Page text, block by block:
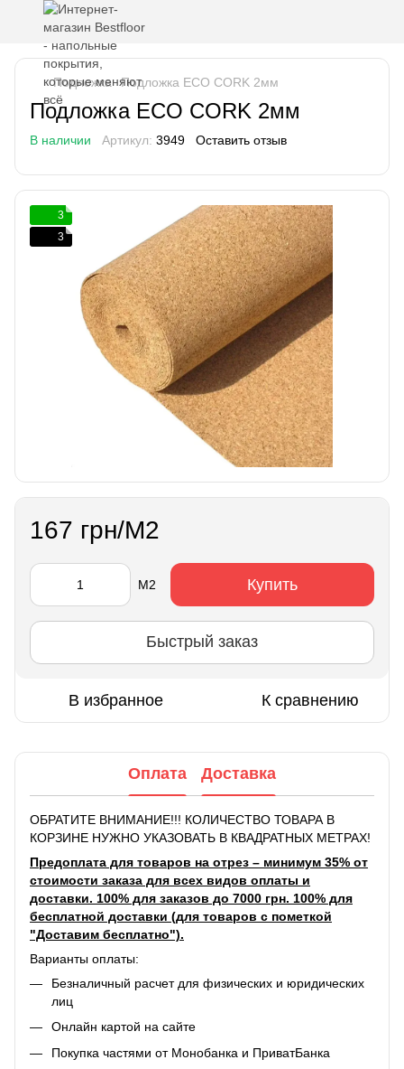
Подложка Подложка ECO CORK 2мм
Подложка ECO CORK 2мм
В наличии Артикул: 3949 Оставить отзыв
3
3
167 грн/М2
М2 Купить
Быстрый заказ
В избранное К сравнению
Оплата Доставка
ОБРАТИТЕ ВНИМАНИЕ!!! КОЛИЧЕСТВО ТОВАРА В
КОРЗИНЕ НУЖНО УКАЗОВАТЬ В КВАДРАТНЫХ МЕТРАХ!
Предоплата для товаров на отрез – минимум 35% от
стоимости заказа для всех видов оплаты и
доставки. 100% для заказов до 7000 грн. 100% для
бесплатной доставки (для товаров с пометкой
"Доставим бесплатно").
Варианты оплаты:
Безналичный расчет для физических и юридических
лиц
Онлайн картой на сайте
Покупка частями от Монобанка и ПриватБанка